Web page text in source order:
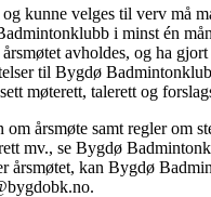
og kunne velges til verv må
i minst én
avholdes, og ha
til Bygdø
møterett, talerett og
årsmøte samt regler om
mv., se Bygdø
årsmøtet, kan Bygdø